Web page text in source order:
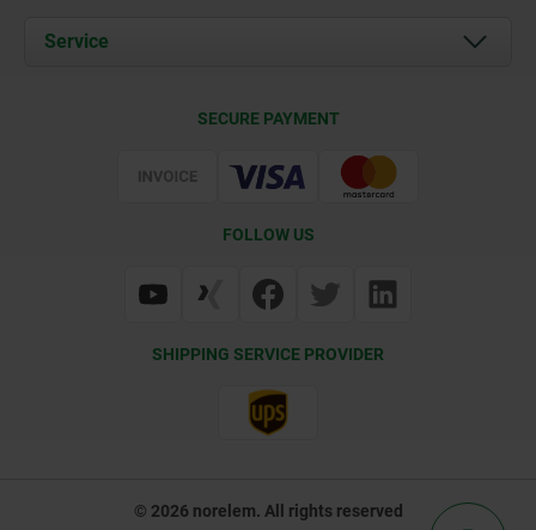
Career
Documents
Service
Web Support
SECURE PAYMENT
FOLLOW US
SHIPPING SERVICE PROVIDER
© 2026 norelem. All rights reserved